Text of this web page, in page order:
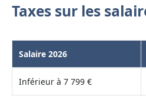
Taxes sur les
Salaire 2026
Inférieur à 7 799 €